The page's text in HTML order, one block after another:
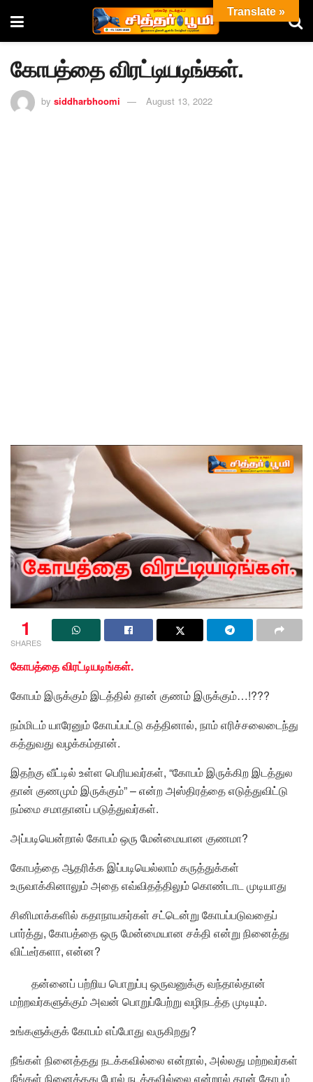
கோபத்தை விரட்டியடிங்கள்.
by siddharbhoomi August 13, 2022
1
SHARES
கோபத்தை விரட்டியடிங்கள்.
கோபம் இருக்கும் இடத்தில் தான் குணம் இருக்கும்…!???
நம்மிடம் யாரேனும் கோபப்பட்டு கத்தினால், நாம் எரிச்சலைடைந்து
கத்துவது வழக்கம்தான்.
இதற்கு வீட்டில் உள்ள பெரியவர்கள், “கோபம் இருக்கிற இடத்துல
தான் குணமும் இருக்கும்” – என்ற அஸ்திரத்தை எடுத்துவிட்டு
நம்மை சமாதானப் படுத்துவர்கள்.
அப்படியென்றால் கோபம் ஒரு மேன்மையான குணமா?
கோபத்தை ஆதரிக்க இப்படியெல்லாம் கருத்துக்கள்
உருவாக்கினாலும் அதை எவ்விதத்திலும் கொண்டாட முடியாது
சினிமாக்களில் கதாநாயகர்கள் சட்டென்று கோபப்படுவதைப்
பார்த்து, கோபத்தை ஒரு மேன்மையான சக்தி என்று நினைத்து
விட்டீர்களா, என்ன?
தன்னைப் பற்றிய பொறுப்பு ஒருவனுக்கு வந்தால்தான்
மற்றவர்களுக்கும் அவன் பொறுப்பேற்று வழிநடத்த முடியும்.
உங்களுக்குக் கோபம் எப்போது வருகிறது?
நீங்கள் நினைத்தது நடக்கவில்லை என்றால், அல்லது மற்றவர்கள்
நீங்கள் நினைத்தது போல் நடக்கவில்லை என்றால் தான் கோபம்
Translate »